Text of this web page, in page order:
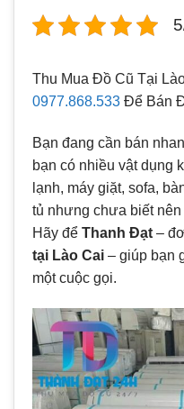
Thu Mua Đồ Cũ Tại
0977.868.533 Để Bán
Bạn đang cần bán
bạn có nhiều vật dụng
lạnh, máy giặt, sofa,
tủ nhưng chưa biết
Hãy để Thanh Đạt –
tại Lào Cai – giúp bạn
một cuộc gọi.